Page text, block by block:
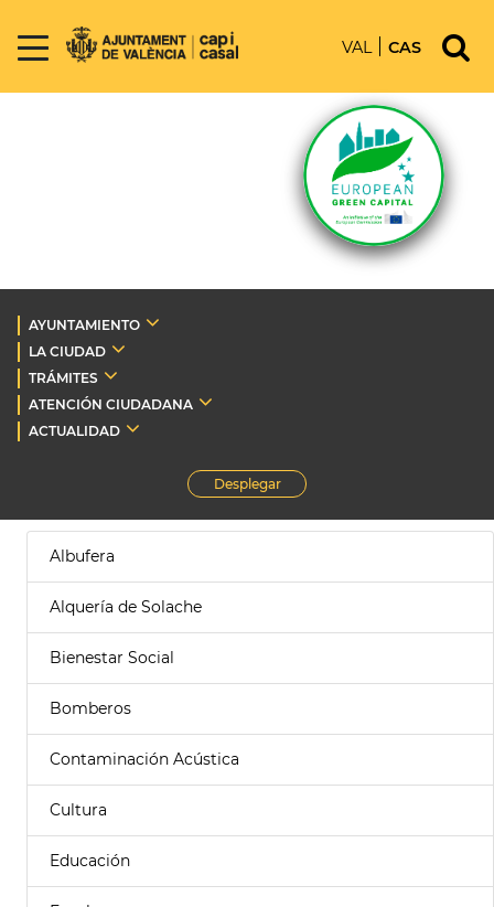
VAL CAS
AYUNTAMIENTO
LA CIUDAD
TRÁMITES
ATENCIÓN CIUDADANA
ACTUALIDAD
Desplegar
Albufera
Alquería de Solache
Bienestar Social
Bomberos
Contaminación Acústica
Cultura
Educación